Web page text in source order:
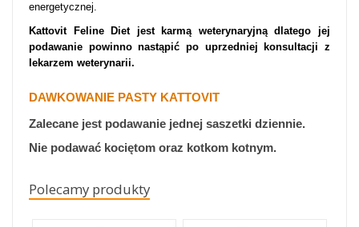
energetycznej.
Kattovit Feline Diet jestkarmą weterynaryjną dlatego jej
podawanie powinno nastąpić po uprzedniej konsultacji z
lekarzem weterynarii.
DAWKOWANIE PASTY KATTOVIT
Zalecane jest podawanie jednej saszetki dziennie.
Nie podawać kociętom oraz kotkom kotnym.
Polecamy produkty